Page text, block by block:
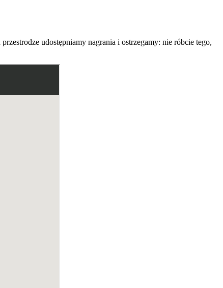
udostępniamy nagrania i ostrzegamy: nie róbcie tego,